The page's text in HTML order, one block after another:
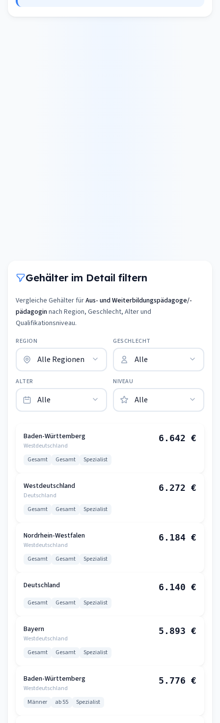
Gehälter im Detail filtern
Vergleiche Gehälter fürAus- und Weiterbildungspädagoge/-
pädagoginnach Region, Geschlecht, Alter und
Qualifikationsniveau.
REGION GESCHLECHT
ALTER NIVEAU
Baden-Württemberg
Westdeutschland
6.642 €
Gesamt Gesamt Spezialist
Westdeutschland
Deutschland
6.272 €
Gesamt Gesamt Spezialist
Nordrhein-Westfalen
Westdeutschland
6.184 €
Gesamt Gesamt Spezialist
Deutschland 6.140 €
Gesamt Gesamt Spezialist
Bayern
Westdeutschland
5.893 €
Gesamt Gesamt Spezialist
Baden-Württemberg
Westdeutschland
5.776 €
Männer ab 55 Spezialist